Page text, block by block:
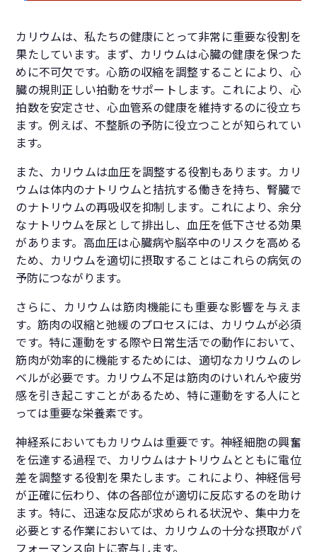
カリウムは、私たちの健康にとって非常に重要な役割を
果たしています。まず、カリウムは心臓の健康を保つた
めに不可欠です。心筋の収縮を調整することにより、心
臓の規則正しい拍動をサポートします。これにより、心
拍数を安定させ、心血管系の健康を維持するのに役立ち
ます。例えば、不整脈の予防に役立つことが知られてい
ます。
また、カリウムは血圧を調整する役割もあります。カリ
ウムは体内のナトリウムと拮抗する働きを持ち、腎臓で
のナトリウムの再吸収を抑制します。これにより、余分
なナトリウムを尿として排出し、血圧を低下させる効果
があります。高血圧は心臓病や脳卒中のリスクを高める
ため、カリウムを適切に摂取することはこれらの病気の
予防につながります。
さらに、カリウムは筋肉機能にも重要な影響を与えま
す。筋肉の収縮と弛緩のプロセスには、カリウムが必須
です。特に運動をする際や日常生活での動作において、
筋肉が効率的に機能するためには、適切なカリウムのレ
ベルが必要です。カリウム不足は筋肉のけいれんや疲労
感を引き起こすことがあるため、特に運動をする人にと
っては重要な栄養素です。
神経系においてもカリウムは重要です。神経細胞の興奮
を伝達する過程で、カリウムはナトリウムとともに電位
差を調整する役割を果たします。これにより、神経信号
が正確に伝わり、体の各部位が適切に反応するのを助け
ます。特に、迅速な反応が求められる状況や、集中力を
必要とする作業においては、カリウムの十分な摂取がパ
フォーマンス向上に寄与します。